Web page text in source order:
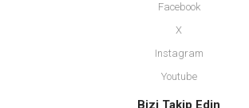
Facebook
X
Instagram
Youtube
Bizi Takip Edin